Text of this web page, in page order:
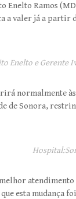
Enelto Ramos
a valer já a partir
Enelto e Gerente
normalmente
de Sonora,
esta mudança